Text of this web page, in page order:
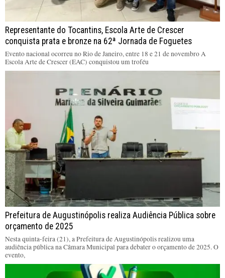
Representante do Tocantins, Escola Arte de Crescer
conquista prata e bronze na 62ª Jornada de Foguetes
Evento nacional ocorreu no Rio de Janeiro, entre 18 e 21 de novembro A
Escola Arte de Crescer (EAC) conquistou um troféu
Prefeitura de Augustinópolis realiza Audiência Pública sobre
orçamento de 2025
Nesta quinta-feira (21), a Prefeitura de Augustinópolis realizou uma
audiência pública na Câmara Municipal para debater o orçamento de 2025. O
evento,